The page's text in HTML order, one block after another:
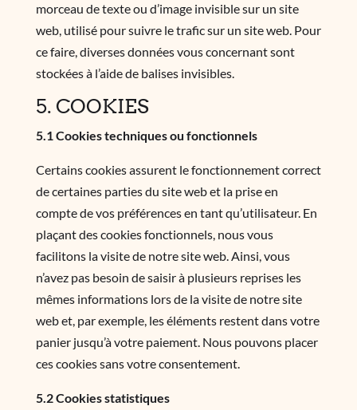
morceau de texte ou d’image invisible sur un site
web, utilisé pour suivre le trafic sur un site web. Pour
ce faire, diverses données vous concernant sont
stockées à l’aide de balises invisibles.
5. COOKIES
5.1 Cookies techniques ou fonctionnels
Certains cookies assurent le fonctionnement correct
de certaines parties du site web et la prise en
compte de vos préférences en tant qu’utilisateur. En
plaçant des cookies fonctionnels, nous vous
facilitons la visite de notre site web. Ainsi, vous
n’avez pas besoin de saisir à plusieurs reprises les
mêmes informations lors de la visite de notre site
web et, par exemple, les éléments restent dans votre
panier jusqu’à votre paiement. Nous pouvons placer
ces cookies sans votre consentement.
5.2 Cookies statistiques